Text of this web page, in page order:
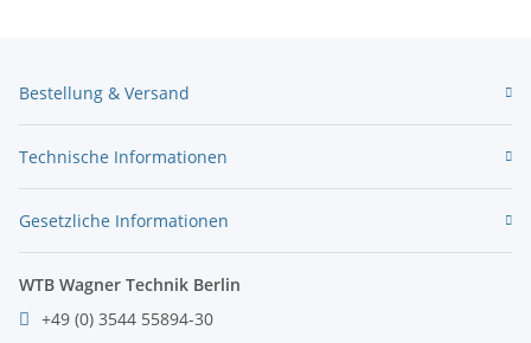
Bestellung & Versand
Technische Informationen
Gesetzliche Informationen
WTB Wagner Technik Berlin
+49 (0) 3544 55894-30